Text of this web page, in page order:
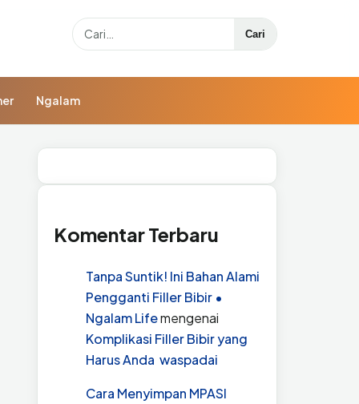
Search Cari
Ngalam
Komentar Terbaru
Tanpa Suntik! Ini Bahan Alami
Pengganti Filler Bibir •
Ngalam Lifemengenai
Komplikasi Filler Bibir yang
Harus Anda waspadai
Cara Menyimpan MPASI